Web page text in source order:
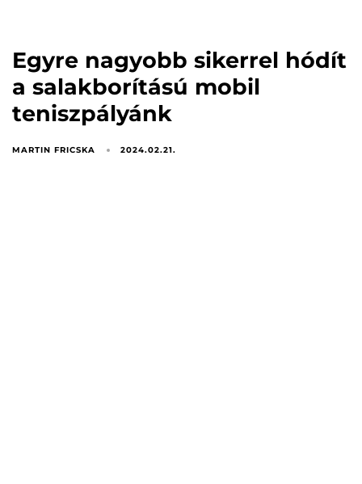
Egyre nagyobb sikerrel hódít
a salakborítású mobil
teniszpályánk
MARTIN FRICSKA 2024.02.21.